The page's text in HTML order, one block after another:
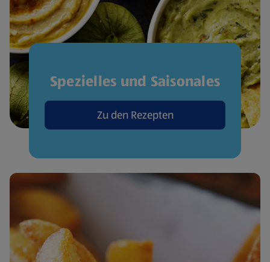
Spezielles und Saisonales
Zu den Rezepten